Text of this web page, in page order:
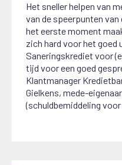
Het sneller helpen van
van de speerpunten van
het eerste moment
zich hard voor het goed
Saneringskrediet voor
tijd voor een goed
Klantmanager
Gielkens, mede-
(schuldbemiddeling voor